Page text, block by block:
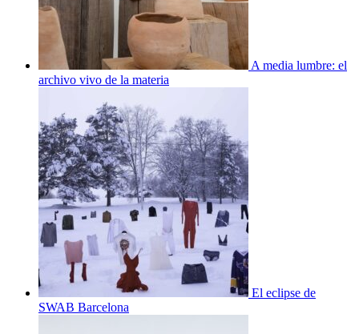
A media lumbre: el
archivo vivo de la materia
El eclipse de
SWAB Barcelona